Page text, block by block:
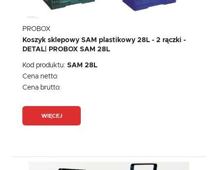
PROBOX
Koszyk sklepowy SAM plastikowy 28L - 2 rączki -
DETAL| PROBOX SAM 28L
Kod produktu: SAM 28L
Cena netto:
Cena brutto:
WIĘCEJ